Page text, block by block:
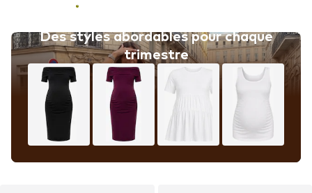
Des styles abordables pour chaque
trimestre